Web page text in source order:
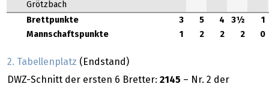
Brettpunkte 3 5 4 3½
1
Mannschaftspunkte
1 2 2 2 0
Grötzbach
2. Tabellenplatz (Endstand)
DWZ-Schnitt der ersten 6 Bretter: 2145 – Nr. 2 der